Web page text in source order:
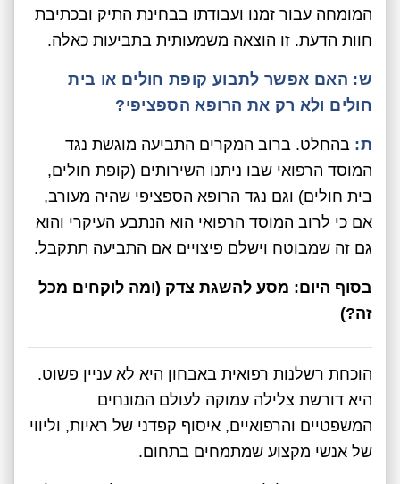
המומחה עבור זמנו ועבודתו בבחינת התיק ובכתיבת
חוות הדעת. זו הוצאה משמעותית בתביעות כאלה.
ש: האם אפשר לתבוע קופת חולים או בית
חולים ולא רק את הרופא הספציפי?
ת: בהחלט. ברוב המקרים התביעה מוגשת נגד
המוסד הרפואי שבו ניתנו השירותים (קופת חולים,
בית חולים) וגם נגד הרופא הספציפי שהיה מעורב,
אם כי לרוב המוסד הרפואי הוא הנתבע העיקרי והוא
גם זה שמבוטח וישלם פיצויים אם התביעה תתקבל.
בסוף היום: מסע להשגת צדק (ומה לוקחים מכל
זה?)
הוכחת רשלנות רפואית באבחון היא לא עניין פשוט.
היא דורשת צלילה עמוקה לעולם המונחים
המשפטיים והרפואיים, איסוף קפדני של ראיות, וליווי
של אנשי מקצוע שמתמחים בתחום.